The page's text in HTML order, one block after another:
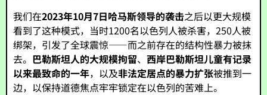
我们在2023年10月7日哈马斯领导的袭击之后以更大规模
看到了这种模式，当时1200名以色列人被杀害，250人被
绑架，引发了全球震惊——而之前存在的结构性暴力被抹
去。 巴勒斯坦人的大规模拘留、西岸巴勒斯坦儿童有记录
以来最致命的一年，以及非法定居点的暴力扩张被推到一
边，以保持道德焦点牢牢锁定在以色列的苦难上。